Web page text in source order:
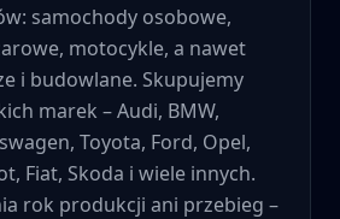
samochody osobowe,
motocykle, a nawet
i budowlane. Skupujemy
marek – Audi, BMW,
Toyota, Ford, Opel,
Fiat, Skoda i wiele innych.
rok produkcji ani przebieg –